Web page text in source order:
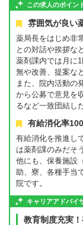
この求人のポイン
雰囲気が良い
薬局長をはじめ非
との対話や挨拶な
薬剤課内では月に
無や改善、提案な
また、院内活動の
から公募で意見を
るなど一致団結し
有給消化率
有給消化を推進し
は薬剤課のみだそ
他にも、保養施設
助、寮、各種手当
院です。
キャリアアドバイ
教育制度充実